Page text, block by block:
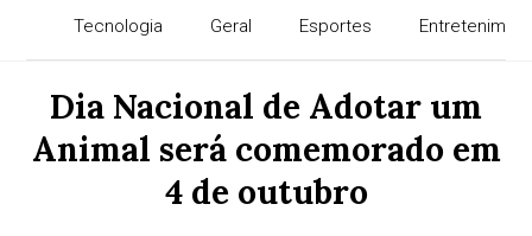
Tecnologia Geral Esportes
Dia Nacional de Adotar um
Animal será comemorado em
4 de outubro